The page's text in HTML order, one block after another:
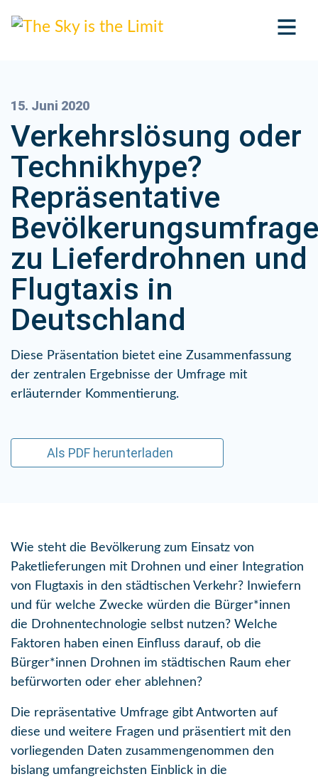
15. Juni 2020
Verkehrslösung oder
Technikhype?
Repräsentative
Bevölkerungsumfrage
zu Lieferdrohnen und
Flugtaxis in
Deutschland
Diese Präsentation bietet eine Zusammenfassung
der zentralen Ergebnisse der Umfrage mit
erläuternder Kommentierung.
Als PDF herunterladen
Wie steht die Bevölkerung zum Einsatz von
Paketlieferungen mit Drohnen und einer Integration
von Flugtaxis in den städtischen Verkehr? Inwiefern
und für welche Zwecke würden die Bürger*innen
die Drohnentechnologie selbst nutzen? Welche
Faktoren haben einen Einfluss darauf, ob die
Bürger*innen Drohnen im städtischen Raum eher
befürworten oder eher ablehnen?
Die repräsentative Umfrage gibt Antworten auf
diese und weitere Fragen und präsentiert mit den
vorliegenden Daten zusammengenommen den
bislang umfangreichsten Einblick in die